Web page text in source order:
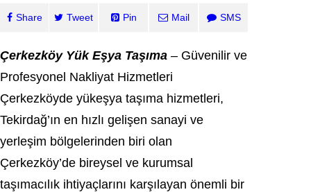
Share Tweet Pin Mail SMS
Çerkezköy Yük Eşya Taşıma – Güvenilir ve
Profesyonel Nakliyat Hizmetleri
Çerkezköyde yükeşya taşıma hizmetleri,
Tekirdağ’ın en hızlı gelişen sanayi ve
yerleşim bölgelerinden biri olan
Çerkezköy’de bireysel ve kurumsal
taşımacılık ihtiyaçlarını karşılayan önemli bir